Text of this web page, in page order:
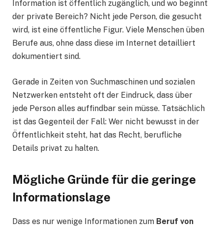
Information ist öffentlich zugänglich, und wo beginnt
der private Bereich? Nicht jede Person, die gesucht
wird, ist eine öffentliche Figur. Viele Menschen üben
Berufe aus, ohne dass diese im Internet detailliert
dokumentiert sind.
Gerade in Zeiten von Suchmaschinen und sozialen
Netzwerken entsteht oft der Eindruck, dass über
jede Person alles auffindbar sein müsse. Tatsächlich
ist das Gegenteil der Fall: Wer nicht bewusst in der
Öffentlichkeit steht, hat das Recht, berufliche
Details privat zu halten.
Mögliche Gründe für die geringe
Informationslage
Dass es nur wenige Informationen zum Beruf von